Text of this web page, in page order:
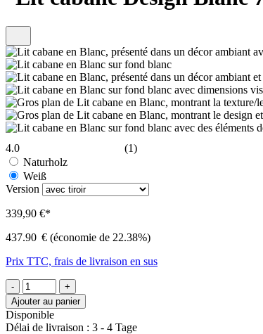
4.0
(1)
Naturholz
Weiß
Version
339,90 €*
437.90 € (économie de 22.38%)
Prix TTC, frais de livraison en sus
-
+
Ajouter au panier
Disponible
Délai de livraison : 3 - 4 Tage